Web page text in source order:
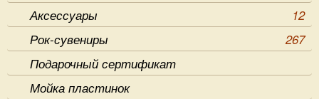
Аксессуары
12
Рок-сувениры
267
Подарочный сертификат
Мойка пластинок